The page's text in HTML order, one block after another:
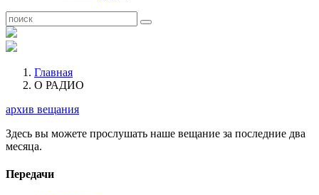
Главная
О РАДИО
архив вещания
Здесь вы можете прослушать наше вещание за последние два
месяца.
Передачи